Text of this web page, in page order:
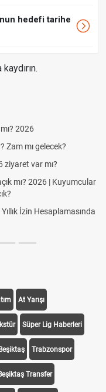
hedefi tarihe
TFF
At Yarışı
Süper Lig Haberleri
Beşiktaş Trabzonspor
Transfer